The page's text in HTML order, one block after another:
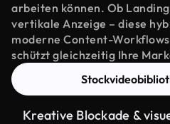
arbeiten können. Ob
vertikale Anzeige – diese
moderne Content-
schützt gleichzeitig Ihre
Kreative Blockade &